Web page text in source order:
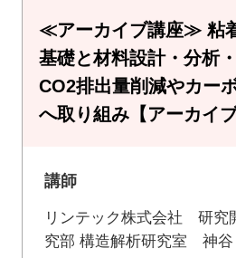
≪アーカイブ講座≫ 粘
基礎と材料設計・分析
CO2排出量削減やカー
へ取り組み【アーカイ
講師
リンテック株式会社 研究
究部 構造解析研究室 神